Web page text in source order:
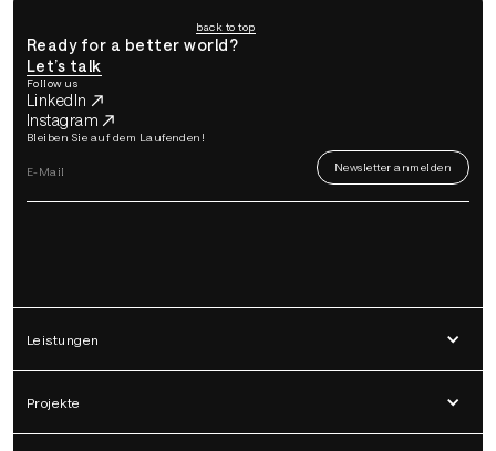
back to top
Ready for a better world?
Let’s talk
Follow us
LinkedIn
Instagram
Bleiben Sie auf dem Laufenden!
Leistungen
Projekte